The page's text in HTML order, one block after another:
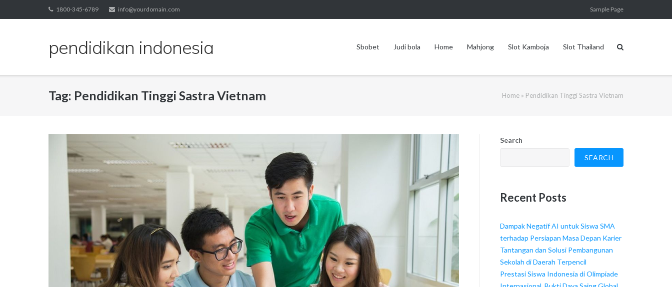
to
1800-345-6789 info@yourdomain.com Sample Page
pendidikan indonesia Sbobet Judi bola Home Mahjong Slot Kamboja Slot Thailand
Tag: Pendidikan Tinggi Sastra Vietnam Home » Pendidikan Tinggi Sastra Vietnam
Search
SEARCH
Recent Posts
Dampak Negatif AI untuk Siswa SMA
terhadap Persiapan Masa Depan Karier
Tantangan dan Solusi Pembangunan
Sekolah di Daerah Terpencil
Prestasi Siswa Indonesia di Olimpiade